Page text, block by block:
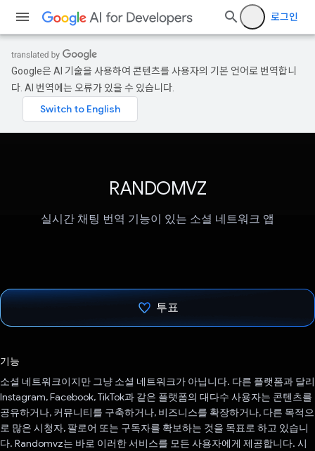
로그인
Google은 AI 기술을 사용하여 콘텐츠를 사용자의 기본 언어로 번역합니
다. AI 번역에는 오류가 있을 수 있습니다.
RANDOMVZ
실시간 채팅 번역 기능이 있는 소셜 네트워크 앱
투표
기능
소셜 네트워크이지만 그냥 소셜 네트워크가 아닙니다. 다른 플랫폼과 달리
Instagram, Facebook, TikTok과 같은 플랫폼의 대다수 사용자는 콘텐츠를
공유하거나, 커뮤니티를 구축하거나, 비즈니스를 확장하거나, 다른 목적으
로 많은 시청자, 팔로어 또는 구독자를 확보하는 것을 목표로 하고 있습니
다. Randomvz는 바로 이러한 서비스를 모든 사용자에게 제공합니다. 시